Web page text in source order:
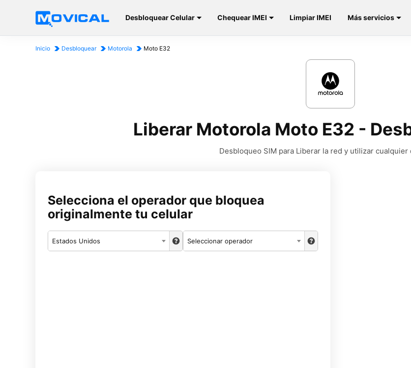
Desbloquear Celular Chequear IMEI Limpiar IMEI Más servicios
Inicio Desbloquear Motorola Moto E32
Liberar Motorola Moto E32 -
Desbloqueo SIM para Liberar la red y utilizar cualquier
Selecciona el operador que bloquea
originalmente tu celular
Estados Unidos Seleccionar operador